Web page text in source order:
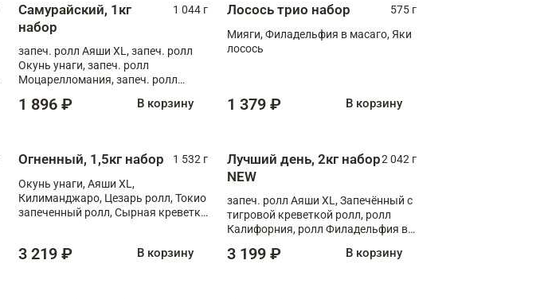
Самурайский, 1кг
набор
1 044 г
запеч. ролл Аяши XL, запеч. ролл
Окунь унаги, запеч. ролл
Моцарелломания, запеч. ролл
1 896 ₽ В корзину
Лосось трио набор
575 г
Мияги, Филадельфия в масаго, Яки
лосось
1 379 ₽ В корзину
Огненный, 1,5кг набор
1 532 г
Окунь унаги, Аяши XL,
Килиманджаро, Цезарь ролл, Токио
запеченный ролл, Сырная креветка
3 219 ₽ В корзину
Лучший день, 2кг набор
NEW
2 042 г
запеч. ролл Аяши XL, Запечённый с
тигровой креветкой ролл, ролл
Калифорния, ролл Филадельфия в
запеч. ролл Моцарелломания, ролл
3 199 ₽ В корзину